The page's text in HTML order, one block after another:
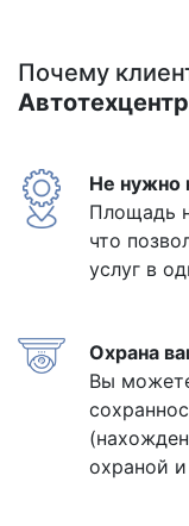
Почему
Не нужно
Площадь
что
услуг в
Охрана
Вы
охраной